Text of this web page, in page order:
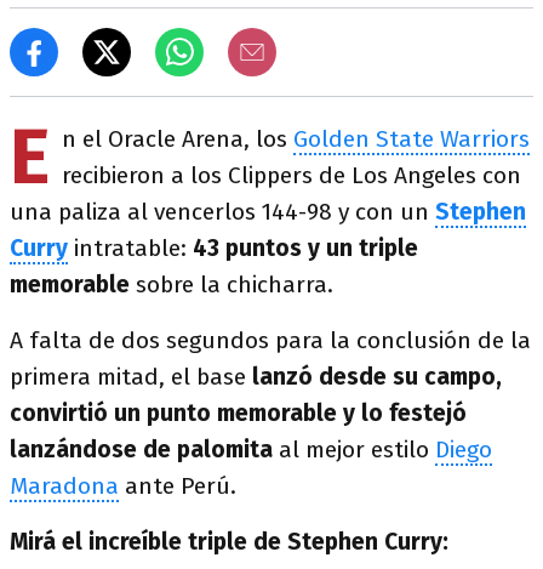
E n el Oracle Arena, los Golden State Warriors
recibieron a los Clippers de Los Angeles con
una paliza al vencerlos 144-98 y con un Stephen
Curry intratable: 43 puntos y un triple
memorable sobre la chicharra.
A falta de dos segundos para la conclusión de la
primera mitad, el base lanzó desde su campo,
convirtió un punto memorable y lo festejó
lanzándose de palomita al mejor estilo Diego
Maradona ante Perú.
Mirá el increíble triple de Stephen Curry: